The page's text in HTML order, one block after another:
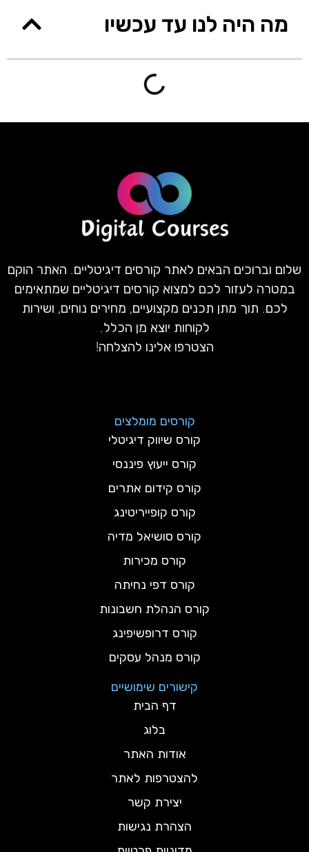
מה היה לנו עד עכשיו
שלום וברוכים הבאים לאתר קורסים דיגיטליים. האתר הוקם
במטרה לעזור לכם למצוא קורסים דיגיטליים שמתאימים
לכם. תוך מתן תכנים מקצועיים, מחירים נוחים, ושירות
לקוחות יוצא מן הכלל.
הצטרפו אלינו להצלחה!
קורסים מומלצים
קורס שיווק דיגיטלי
קורס ייעוץ פיננסי
קורס קידום אתרים
קורס קופייריטינג
קורס סושיאל מדיה
קורס מכירות
קורס דפי נחיתה
קורס הנהלת חשבונות
קורס דרופשיפינג
קורס מנהל עסקים
קישורים שימושיים
דף הבית
בלוג
אודות האתר
להצטרפות לאתר
יצירת קשר
הצהרת נגישות